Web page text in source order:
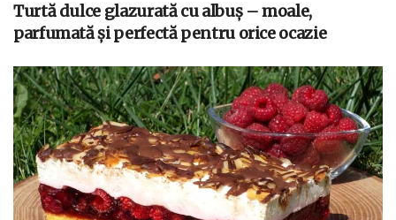
Turtă dulce glazurată cu albuș – moale,
parfumată și perfectă pentru orice ocazie